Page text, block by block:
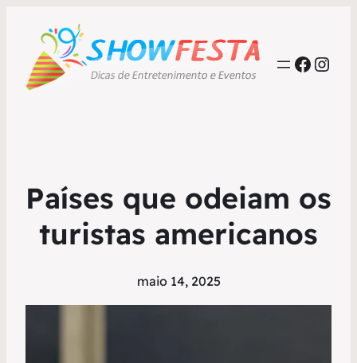
Países que odeiam os
turistas americanos
maio 14, 2025